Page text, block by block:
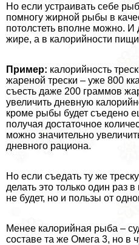
Но если устраивать себе
помногу жирной рыбы в
потолстеть вполне можно.
жире, а в калорийности
Пример: калорийность
жареной трески – уже 800
съесть даже 200 граммов
увеличить дневную
кроме рыбы будет съедено
получая достаточное
можно значительно
дневного рациона.
Но если съедать ту же
делать это только один раз
не будет, но и пользы от
Менее калорийная рыба –
составе та же Омега 3, но в